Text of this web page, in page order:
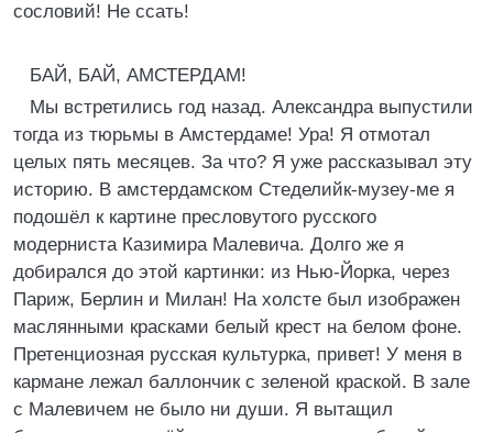
сословий! Не ссать!
БАЙ, БАЙ, АМСТЕРДАМ!
Мы встретились год назад. Александра выпустили
тогда из тюрьмы в Амстердаме! Ура! Я отмотал
целых пять месяцев. За что? Я уже рассказывал эту
историю. В амстердамском Стеделийк-музеу-ме я
подошёл к картине пресловутого русского
модерниста Казимира Малевича. Долго же я
добирался до этой картинки: из Нью-Йорка, через
Париж, Берлин и Милан! На холсте был изображен
маслянными красками белый крест на белом фоне.
Претенциозная русская культурка, привет! У меня в
кармане лежал баллончик с зеленой краской. В зале
с Малевичем не было ни души. Я вытащил